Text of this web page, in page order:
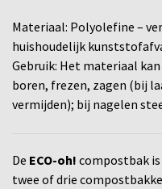
Materiaal: Polyolefine –
huishoudelijk
Gebruik: Het materiaal
boren, frezen, zagen (bij
vermijden); bij nagelen
De ECO-oh! compostbak
twee of drie